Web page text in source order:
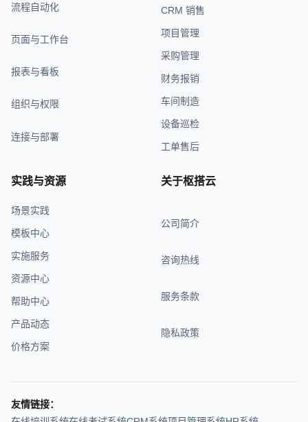
流程自动化
页面与工作台
报表与看板
组织与权限
连接与部署
CRM 销售
项目管理
采购管理
财务报销
车间制造
设备巡检
工单售后
实践与资源
场景实践
模板中心
实施服务
资源中心
帮助中心
产品动态
价格方案
关于枢搭云
公司简介
咨询热线
服务条款
隐私政策
友情链接：